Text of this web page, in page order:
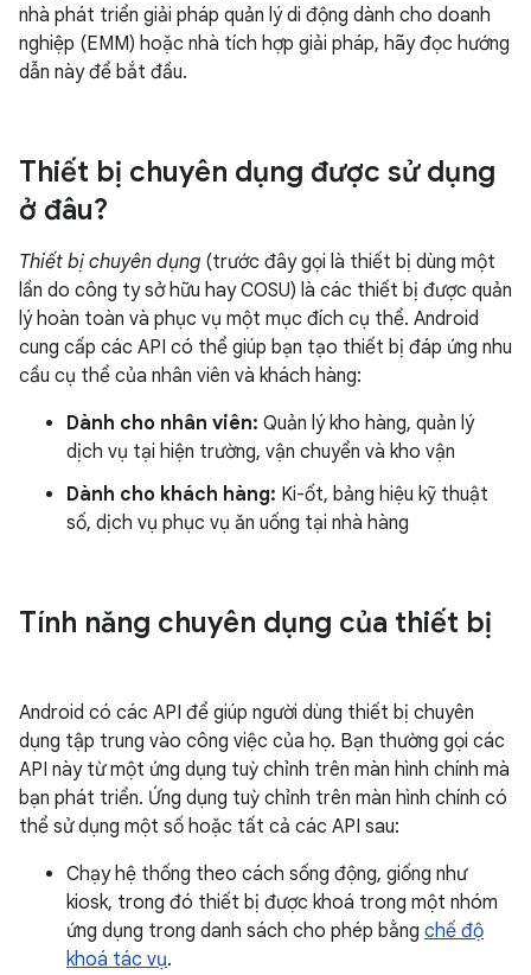
nhà phát triển giải pháp quản lý di động dành cho doanh
nghiệp (EMM) hoặc nhà tích hợp giải pháp, hãy đọc hướng
dẫn này để bắt đầu.
Thiết bị chuyên dụng được sử dụng
ở đâu?
Thiết bị chuyên dụng (trước đây gọi là thiết bị dùng một
lần do công ty sở hữu hay COSU) là các thiết bị được quản
lý hoàn toàn và phục vụ một mục đích cụ thể. Android
cung cấp các API có thể giúp bạn tạo thiết bị đáp ứng nhu
cầu cụ thể của nhân viên và khách hàng:
Dành cho nhân viên: Quản lý kho hàng, quản lý
dịch vụ tại hiện trường, vận chuyển và kho vận
Dành cho khách hàng: Ki-ốt, bảng hiệu kỹ thuật
số, dịch vụ phục vụ ăn uống tại nhà hàng
Tính năng chuyên dụng của thiết bị
Android có các API để giúp người dùng thiết bị chuyên
dụng tập trung vào công việc của họ. Bạn thường gọi các
API này từ một ứng dụng tuỳ chỉnh trên màn hình chính mà
bạn phát triển. Ứng dụng tuỳ chỉnh trên màn hình chính có
thể sử dụng một số hoặc tất cả các API sau:
Chạy hệ thống theo cách sống động, giống như
kiosk, trong đó thiết bị được khoá trong một nhóm
ứng dụng trong danh sách cho phép bằng chế độ
khoá tác vụ.